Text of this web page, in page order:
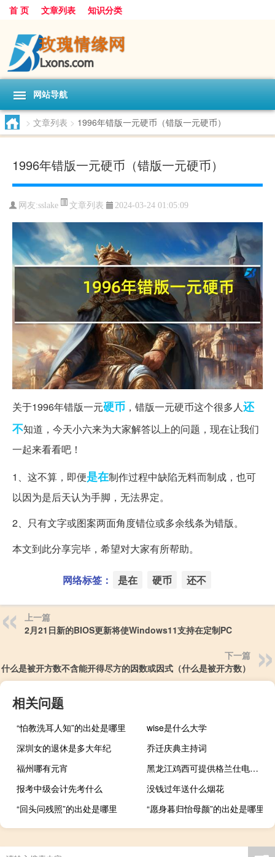
首 页 文章列表 知识分类
网站导航
> 文章列表 > 1996年错版一元硬币（错版一元硬币）
1996年错版一元硬币（错版一元硬币）
网友:sslake 文章列表 2024-03-24 01:05:09
关于1996年错版一元硬币 ，错版一元硬币这个很多人还
不知道，今天小六来为大家解答以上的问题，现在让我们
一起来看看吧！
1、这不算，即便是在制作过程中缺陷无料而制成，也可
以因为是后天认为手脚，无法界定。
2、只有文字或图案两面角度错位或多余线条为错版。
本文到此分享完毕，希望对大家有所帮助。
网络标签： 是在 硬币 还不
上一篇
2月21日新的BIOS更新将使Windows11支持在定制PC
下一篇
什么是被开方数不含能开得尽方的因数或因式（什么是被开方数）
相关问题
“怕教洗耳人知”的出处是哪里
wise是什么大学
深圳女的退休是多大年纪
乔迁庆典主持词
福州哪有元宵
黑龙江鸡西可提供格兰仕电饼铛维修服务地址在哪
报考中级会计先考什么
没钱过年送什么烟花
“回头问残照”的出处是哪里
“愿身暮归怡母颜”的出处是哪里